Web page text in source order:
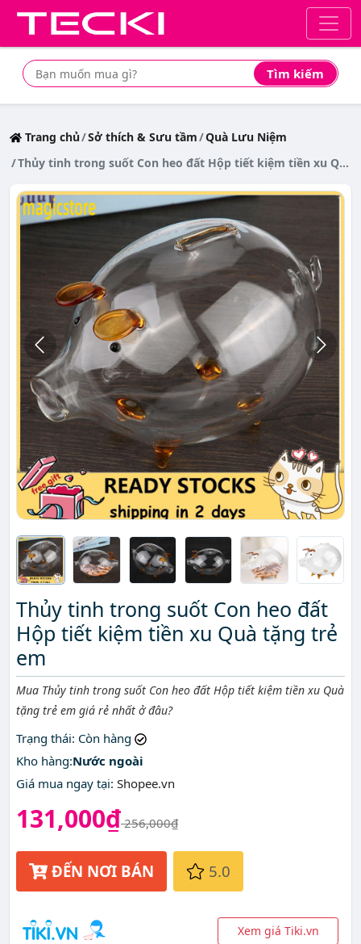
Tìm kiếm
Tìm mua sản phẩm giá rẻ nhất
Trang chủ Sở thích & Sưu tầm Quà Lưu Niệm
Thủy tinh trong suốt Con heo đất Hộp tiết kiệm tiền xu Quà tặng trẻ em
Thủy tinh trong suốt Con heo đất
Hộp tiết kiệm tiền xu Quà tặng trẻ
em
Mô tả ngắn
Mua Thủy tinh trong suốt Con heo đất Hộp tiết kiệm tiền xu Quà
tặng trẻ em giá rẻ nhất ở đâu?
Trạng thái: Còn hàng
Kho hàng:Nước ngoài
Giá mua ngay tại: Shopee.vn
131,000₫256,000₫
ĐẾN NƠI BÁN 5.0
Xem giá Tiki.vn